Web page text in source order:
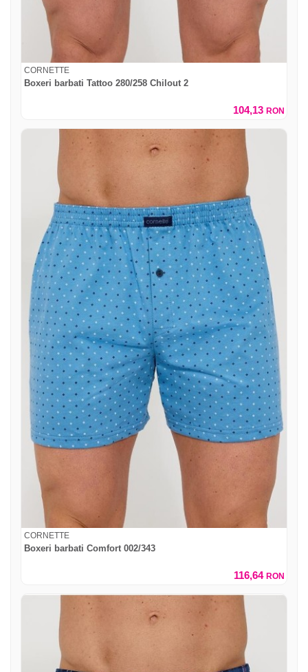
CORNETTE
Boxeri barbati Tattoo 280/258 Chilout 2
104,13 RON
CORNETTE
Boxeri barbati Comfort 002/343
116,64 RON